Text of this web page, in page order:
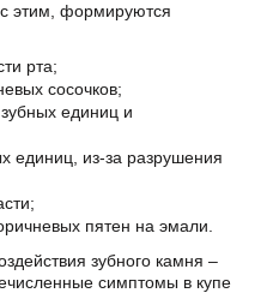
этим, формируются
рта;
сосочков;
зубных единиц и
единиц, из-за разрушения
пятен на эмали.
зубного камня –
симптомы в купе